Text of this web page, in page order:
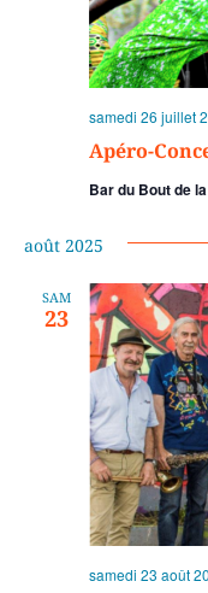
Apéro-
samedi 26 juillet
Bar du Bout de
août 2025
SAM
23
samedi 23 août